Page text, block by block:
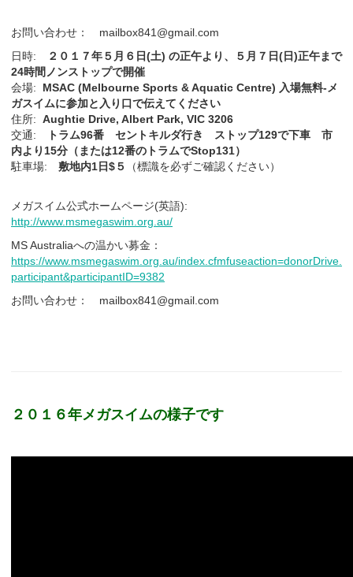
お問い合わせ： mailbox841@gmail.com
日時:
２０１７年５月６日(土) の正午より、５月７日(日)正午まで
24時間ノンストップで開催
会場: MSAC (Melbourne Sports & Aquatic Centre) 入場無料‐メ
ガスイムに参加と入り口で伝えてください
住所: Aughtie Drive, Albert Park, VIC 3206
交通:
トラム96番 セントキルダ行き ストップ129で下車 市
内より15分（または12番のトラムでStop131）
駐車場: 敷地内1日$５ （標識を必ずご確認ください）
メガスイム公式ホームページ(英語):
http://www.msmegaswim.org.au/
MS Australiaへの温かい募金：
https://www.msmegaswim.org.au/index.cfmfuseaction=donorDrive.
participant&participantID=9382
お問い合わせ： mailbox841@gmail.com
２０１６年メガスイムの様子です